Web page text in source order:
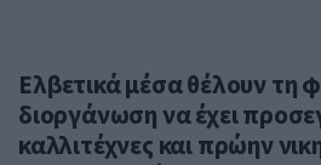
Ελβετικά μέσα θέλουν τη
διοργάνωση να έχει
καλλιτέχνες και πρώην